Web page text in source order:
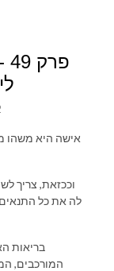
אישה היא משהו
וככזאת, צריך
לה את כל
בריאות
המורכבים,